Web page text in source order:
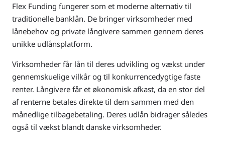
Flex Funding fungerer som et moderne alternativ til
traditionelle banklån. De bringer virksomheder med
lånebehov og private långivere sammen gennem deres
unikke udlånsplatform.
Virksomheder får lån til deres udvikling og vækst under
gennemskuelige vilkår og til konkurrencedygtige faste
renter. Långivere får et økonomisk afkast, da en stor del
af renterne betales direkte til dem sammen med den
månedlige tilbagebetaling. Deres udlån bidrager således
også til vækst blandt danske virksomheder.